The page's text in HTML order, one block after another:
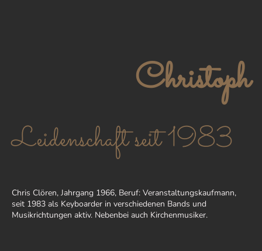
Christoph
Leidenschaft seit 1983
Chris Clören, Jahrgang 1966, Beruf: Veranstaltungskaufmann,
seit 1983 als Keyboarder in verschiedenen Bands und
Musikrichtungen aktiv. Nebenbei auch Kirchenmusiker.